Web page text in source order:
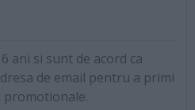
ani si sunt de acord ca
de email pentru a primi
promotionale.